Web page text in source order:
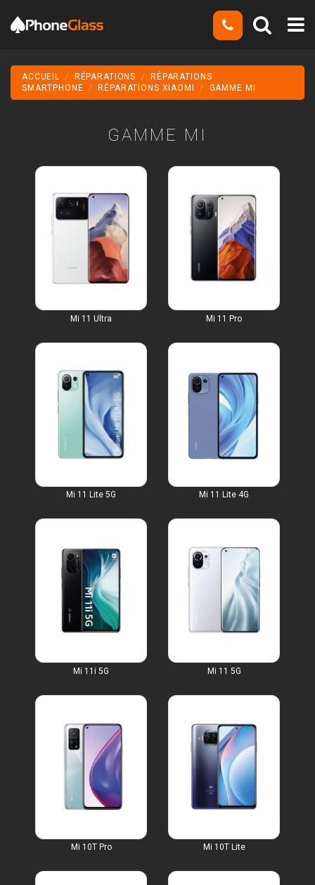
ACCUEIL RÉPARATIONS
RÉPARATIONS
SMARTPHONE
RÉPARATIONS XIAOMI GAMME MI
GAMME MI
Mi 11 Ultra Mi 11 Pro
Mi 11 Lite 5G Mi 11 Lite 4G
Mi 11i 5G Mi 11 5G
Mi 10T Pro Mi 10T Lite